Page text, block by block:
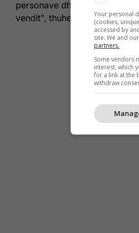
personave dhe grupeve
vendit", thuhet në njoftim. /
Your personal
(cookies,
accessed by
site. We and
partners.
Some vendors
interest, which
for a link at the
withdraw